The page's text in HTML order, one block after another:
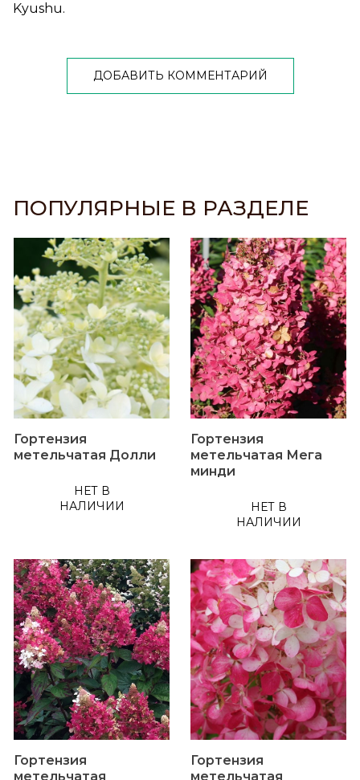
Kyushu.
ДОБАВИТЬ КОММЕНТАРИЙ
ПОПУЛЯРНЫЕ В РАЗДЕЛЕ
Гортензия
метельчатая Долли
НЕТ В
НАЛИЧИИ
Гортензия
метельчатая Мега
минди
НЕТ В
НАЛИЧИИ
Гортензия
метельчатая
Гортензия
метельчатая